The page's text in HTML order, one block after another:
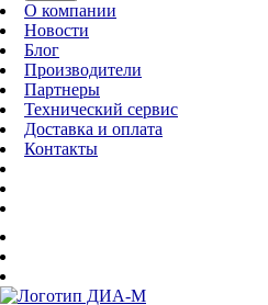
О компании
Новости
Блог
Производители
Партнеры
Технический сервис
Доставка и оплата
Контакты